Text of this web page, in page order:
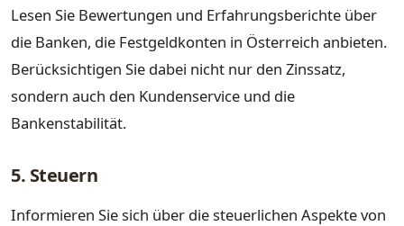
Lesen Sie Bewertungen und Erfahrungsberichte über
die Banken, die Festgeldkonten in Österreich anbieten.
Berücksichtigen Sie dabei nicht nur den Zinssatz,
sondern auch den Kundenservice und die
Bankenstabilität.
5. Steuern
Informieren Sie sich über die steuerlichen Aspekte von